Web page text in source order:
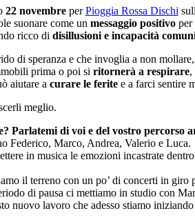
22 novembreperPioggia Rossa Dischi
suonare come un messaggio positivoper
ricco di disillusioni e incapacità
di speranza e che invoglia a non
prima o poi si ritornerà a respirare,
aiutare a curare le feritee a farci sentire
meglio.
Parlatemi di voi e del vostro percorso
Federico, Marco, Andrea, Valerio e Luca.
in musica le emozioni incastrate
il terreno con un po’ di concerti in giro
di pausa ci mettiamo in studio con
nuovo lavoro che adesso stiamo